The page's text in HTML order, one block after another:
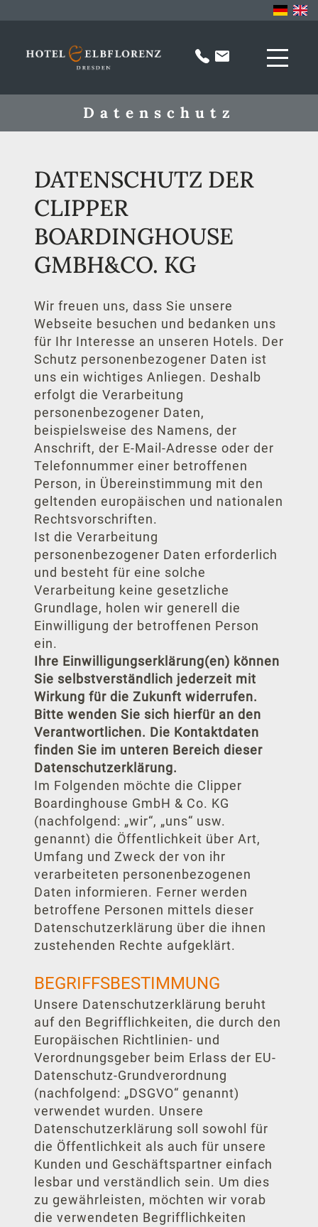
Datenschutz
DATENSCHUTZ DER
CLIPPER
BOARDINGHOUSE
GMBH&CO. KG
Wir freuen uns, dass Sie unsere
Webseite besuchen und bedanken uns
für Ihr Interesse an unseren Hotels. Der
Schutz personenbezogener Daten ist
uns ein wichtiges Anliegen. Deshalb
erfolgt die Verarbeitung
personenbezogener Daten,
beispielsweise des Namens, der
Anschrift, der E-Mail-Adresse oder der
Telefonnummer einer betroffenen
Person, in Übereinstimmung mit den
geltenden europäischen und nationalen
Rechtsvorschriften.
Ist die Verarbeitung
personenbezogener Daten erforderlich
und besteht für eine solche
Verarbeitung keine gesetzliche
Grundlage, holen wir generell die
Einwilligung der betroffenen Person
ein.
Ihre Einwilligungserklärung(en) können
Sie selbstverständlich jederzeit mit
Wirkung für die Zukunft widerrufen.
Bitte wenden Sie sich hierfür an den
Verantwortlichen. Die Kontaktdaten
finden Sie im unteren Bereich dieser
Datenschutzerklärung.
Im Folgenden möchte die Clipper
Boardinghouse GmbH & Co. KG
(nachfolgend: „wir“, „uns“ usw.
genannt) die Öffentlichkeit über Art,
Umfang und Zweck der von ihr
verarbeiteten personenbezogenen
Daten informieren. Ferner werden
betroffene Personen mittels dieser
Datenschutzerklärung über die ihnen
zustehenden Rechte aufgeklärt.
BEGRIFFSBESTIMMUNG
Unsere Datenschutzerklärung beruht
auf den Begrifflichkeiten, die durch den
Europäischen Richtlinien- und
Verordnungsgeber beim Erlass der EU-
Datenschutz-Grundverordnung
(nachfolgend: „DSGVO“ genannt)
verwendet wurden. Unsere
Datenschutzerklärung soll sowohl für
die Öffentlichkeit als auch für unsere
Kunden und Geschäftspartner einfach
lesbar und verständlich sein. Um dies
zu gewährleisten, möchten wir vorab
die verwendeten Begrifflichkeiten